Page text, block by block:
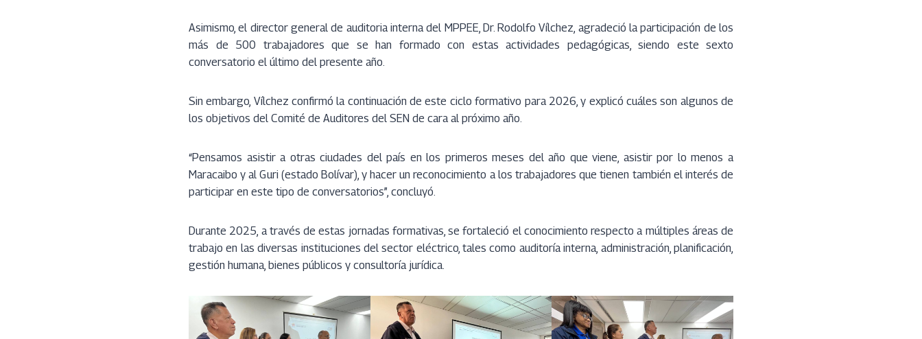
Asimismo, el director general de auditoria interna del MPPEE, Dr. Rodolfo Vílchez, agradeció la participación de los
más de 500 trabajadores que se han formado con estas actividades pedagógicas, siendo este sexto
conversatorio el último del presente año.
Sin embargo, Vílchez confirmó la continuación de este ciclo formativo para 2026, y explicó cuáles son algunos de
los objetivos del Comité de Auditores del SEN de cara al próximo año.
“Pensamos asistir a otras ciudades del país en los primeros meses del año que viene, asistir por lo menos a
Maracaibo y al Guri (estado Bolívar), y hacer un reconocimiento a los trabajadores que tienen también el interés de
participar en este tipo de conversatorios”, concluyó.
Durante 2025, a través de estas jornadas formativas, se fortaleció el conocimiento respecto a múltiples áreas de
trabajo en las diversas instituciones del sector eléctrico, tales como auditoría interna, administración, planificación,
gestión humana, bienes públicos y consultoría jurídica.